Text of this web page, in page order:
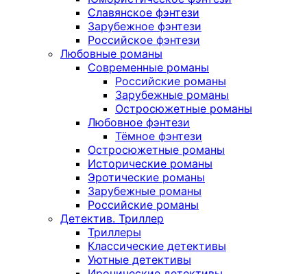
Славянское фэнтези
Зарубежное фэнтези
Российское фэнтези
Любовные романы
Современные романы
Российские романы
Зарубежные романы
Остросюжетные романы
Любовное фэнтези
Тёмное фэнтези
Остросюжетные романы
Исторические романы
Эротические романы
Зарубежные романы
Российские романы
Детектив. Триллер
Триллеры
Классические детективы
Уютные детективы